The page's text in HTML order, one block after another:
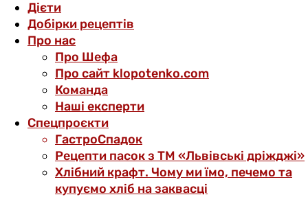
Дієти
Добірки рецептів
Про нас
Про Шефа
Про сайт klopotenko.com
Команда
Наші експерти
Спецпроєкти
ГастроСпадок
Рецепти пасок з ТМ «Львівські дріжджі»
Хлібний крафт. Чому ми їмо, печемо та
купуємо хліб на заквасці